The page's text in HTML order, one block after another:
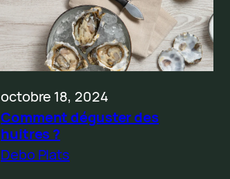
octobre 18, 2024
Comment déguster des
huitres ?
Debo Plats